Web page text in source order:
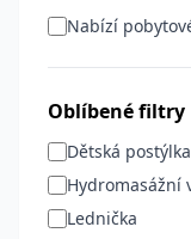
Nabízí
Oblíbené filtry
Dětská postýlka
Hydromasážní
Lednička